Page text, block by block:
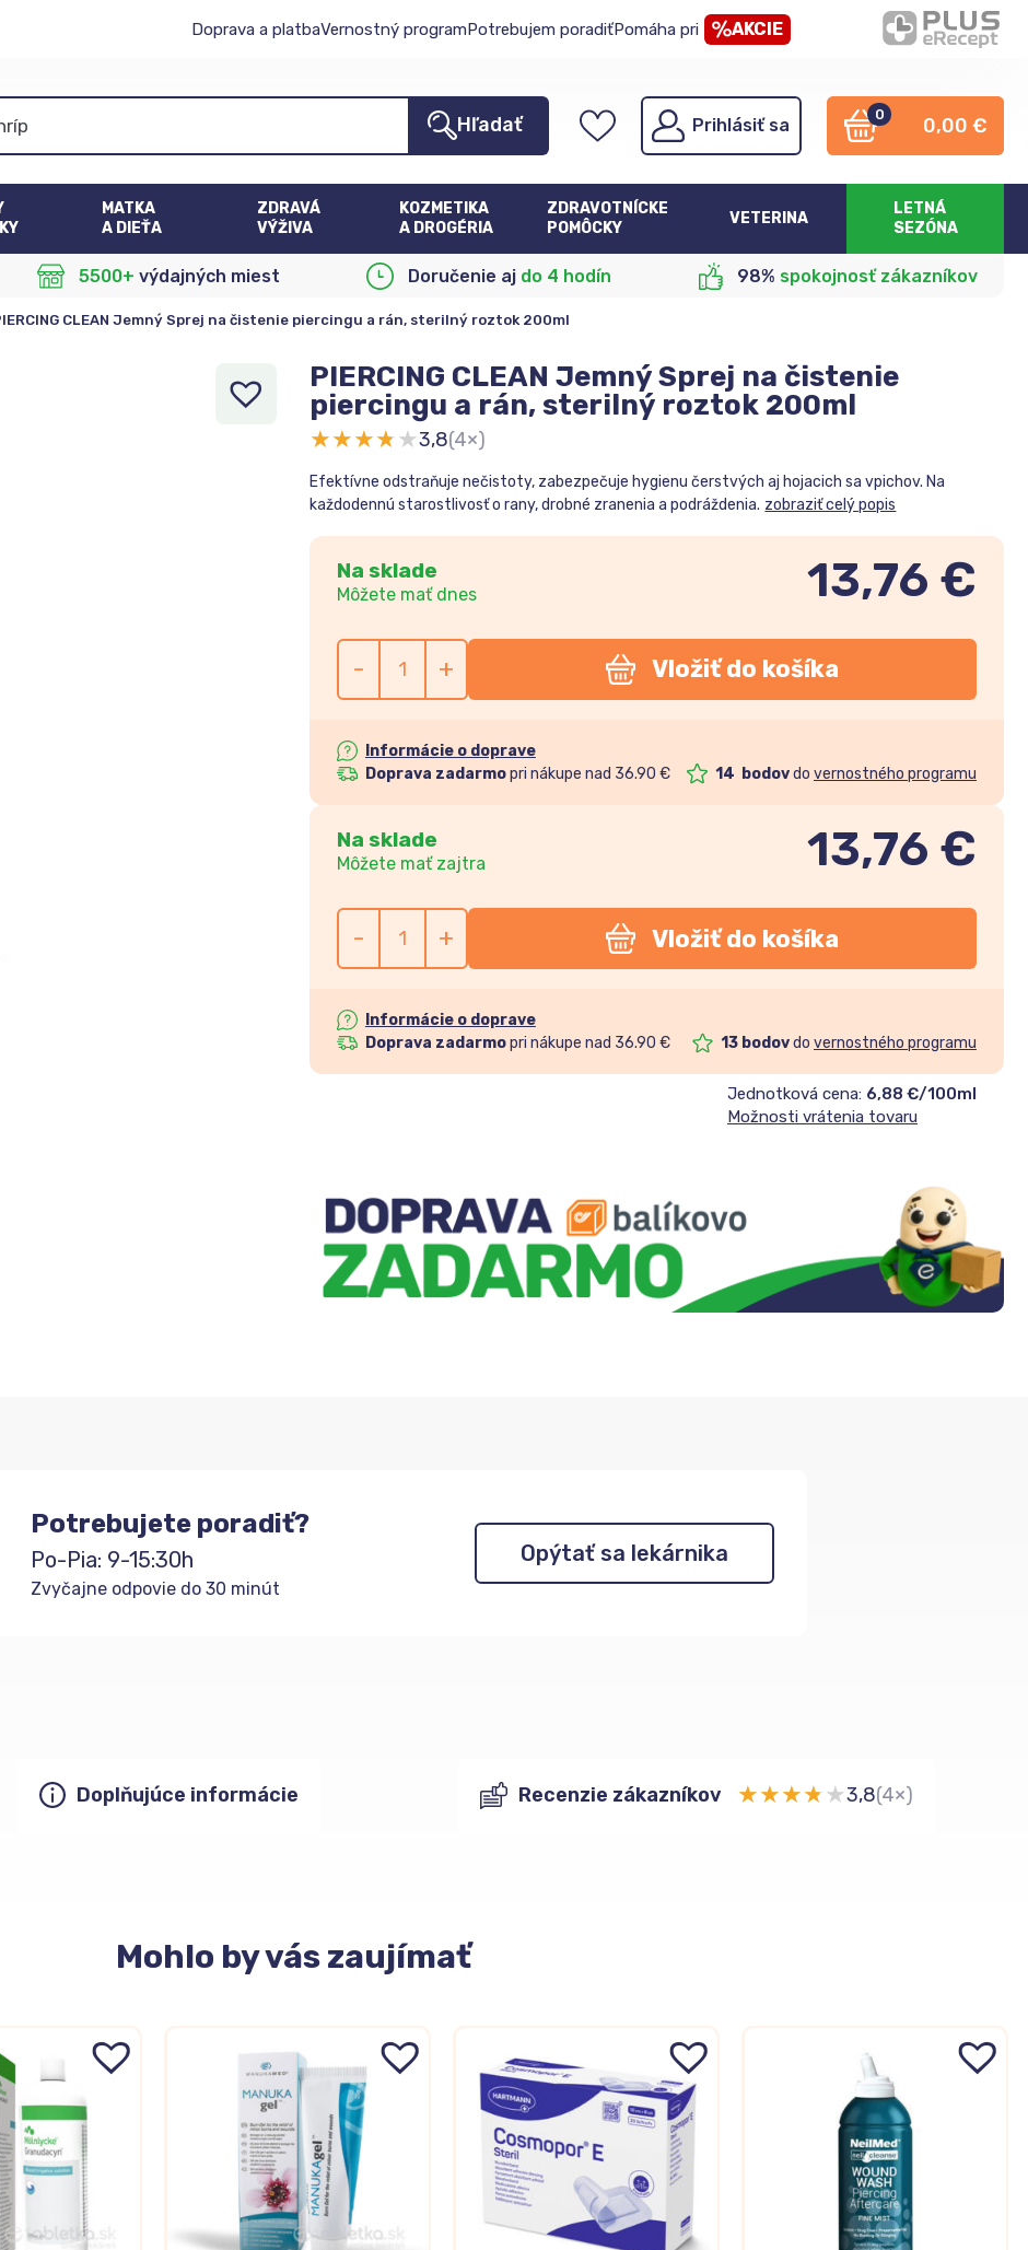
Doprava a platbaVernostný programPotrebujem poradiťPomáha pri AKCIE
Hľadať Prihlásiť sa
0 0,00 €
MATKA
A DIEŤA
ZDRAVÁ
VÝŽIVA
KOZMETIKA
A DROGÉRIA
ZDRAVOTNÍCKE
POMÔCKY
VETERINA
LETNÁ
SEZÓNA
5500+ výdajných miest Doručenie aj do 4 hodín 98% spokojnosť zákazníkov
CLEAN Jemný Sprej na čistenie piercingu a rán, sterilný roztok 200ml
PIERCING CLEAN Jemný Sprej na čistenie
piercingu a rán, sterilný roztok 200ml
★★★★★3,8(4×)
Efektívne odstraňuje nečistoty, zabezpečuje hygienu čerstvých aj hojacich sa vpichov. Na
každodennú starostlivosť o rany, drobné zranenia a podráždenia. zobraziť celý popis
Na sklade
Môžete mať dnes 13,76 €
- + Vložiť do košíka
Informácie o doprave
Doprava zadarmopri nákupe nad 36.90 € 14 bodovdo vernostného programu
Na sklade
Môžete mať zajtra 13,76 €
- + Vložiť do košíka
Informácie o doprave
Doprava zadarmopri nákupe nad 36.90 € 13 bodovdo vernostného programu
Jednotková cena: 6,88 €/100ml
Možnosti vrátenia tovaru
Potrebujete poradiť?
Po-Pia: 9-15:30h
Zvyčajne odpovie do 30 minút
Opýtať sa lekárnika
Doplňujúce informácie Recenzie zákazníkov ★★★★★3,8(4×)
Mohlo by vás zaujímať